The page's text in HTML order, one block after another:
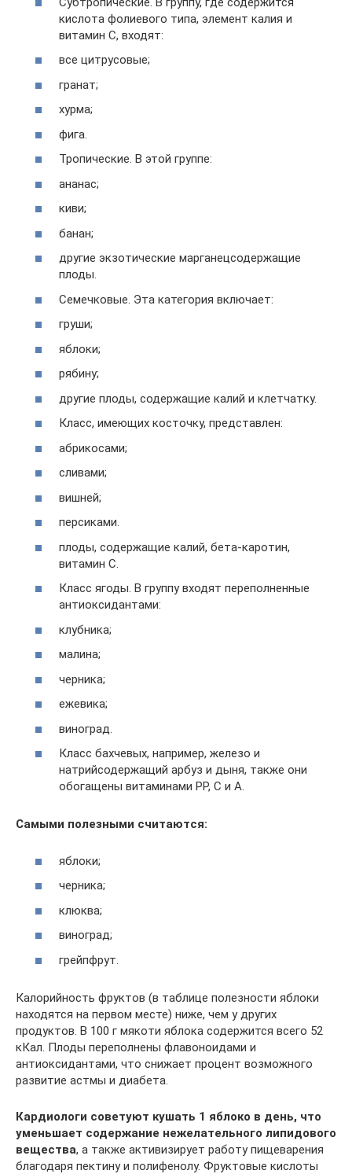
кислота фолиевого типа, элемент калия и
витамин С, входят:
все цитрусовые;
гранат;
хурма;
фига.
Тропические. В этой группе:
ананас;
киви;
банан;
другие экзотические марганецсодержащие
плоды.
Семечковые. Эта категория включает:
груши;
яблоки;
рябину;
другие плоды, содержащие калий и клетчатку.
Класс, имеющих косточку, представлен:
абрикосами;
сливами;
вишней;
персиками.
плоды, содержащие калий, бета-каротин,
витамин С.
Класс ягоды. В группу входят переполненные
антиоксидантами:
клубника;
малина;
черника;
ежевика;
виноград.
Класс бахчевых, например, железо и
натрийсодержащий арбуз и дыня, также они
обогащены витаминами РР, С и А.
Самыми полезными считаются:
яблоки;
черника;
клюква;
виноград;
грейпфрут.
Калорийность фруктов (в таблице полезности яблоки
находятся на первом месте) ниже, чем у других
продуктов. В 100 г мякоти яблока содержится всего 52
кКал. Плоды переполнены флавоноидами и
антиоксидантами, что снижает процент возможного
развитие астмы и диабета.
Кардиологи советуют кушать 1 яблоко в день, что
уменьшает содержание нежелательного липидового
вещества, а также активизирует работу пищеварения
благодаря пектину и полифенолу. Фруктовые кислоты